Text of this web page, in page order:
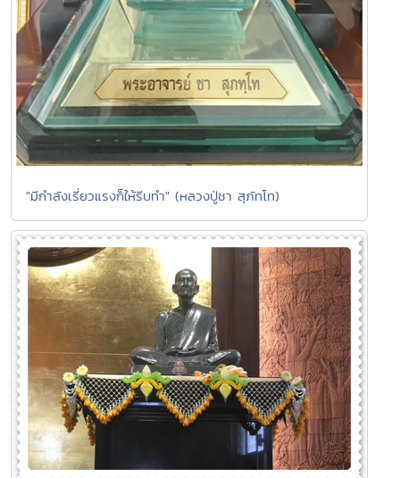
"มีกำลังเรี่ยวแรงก็ให้รีบทำ" (หลวงปู่ชา สุภัทโท)